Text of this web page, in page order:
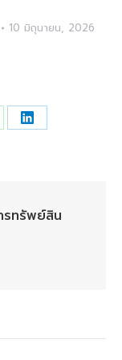
10 มิถุนายน, 2026
Share
รทรัพย์สิน